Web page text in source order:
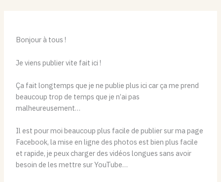
Bonjour à tous !
Je viens publier vite fait ici !
Ça fait longtemps que je ne publie plus ici car ça me prend
beaucoup trop de temps que je n’ai pas
malheureusement…
Il est pour moi beaucoup plus facile de publier sur ma page
Facebook, la mise en ligne des photos est bien plus facile
et rapide, je peux charger des vidéos longues sans avoir
besoin de les mettre sur YouTube…